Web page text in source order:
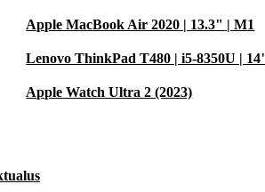
Apple MacBook Air 2020 | 13.3" | M1
Lenovo ThinkPad T480 | i5-8350U |
Apple Watch Ultra 2 (2023)